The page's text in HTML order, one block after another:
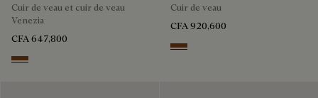
Cuir de veau et cuir de veau
Venezia
CFA 647,800
Cacao Intenso
Cuir de veau
CFA 920,600
TABACCO